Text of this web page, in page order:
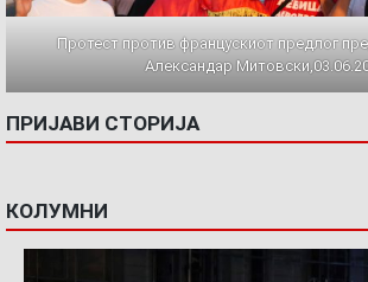
Протест против францускиот предлог
Александар
ПРИЈАВИ СТОРИЈА
КОЛУМНИ